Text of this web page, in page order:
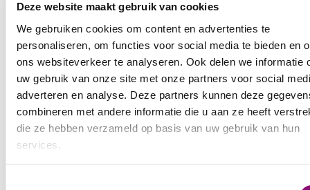
Deze website maakt gebruik van cookies
We gebruiken cookies om content en advertenties te
personaliseren, om functies voor social media te bieden en
ons websiteverkeer te analyseren. Ook delen we informatie
uw gebruik van onze site met onze partners voor social
adverteren en analyse. Deze partners kunnen deze
combineren met andere informatie die u aan ze heeft
die ze hebben verzameld op basis van uw gebruik van hun
services.
EXPOSITIE VAN KUNSTWERKEN
DEELNEMERS KOMPAS